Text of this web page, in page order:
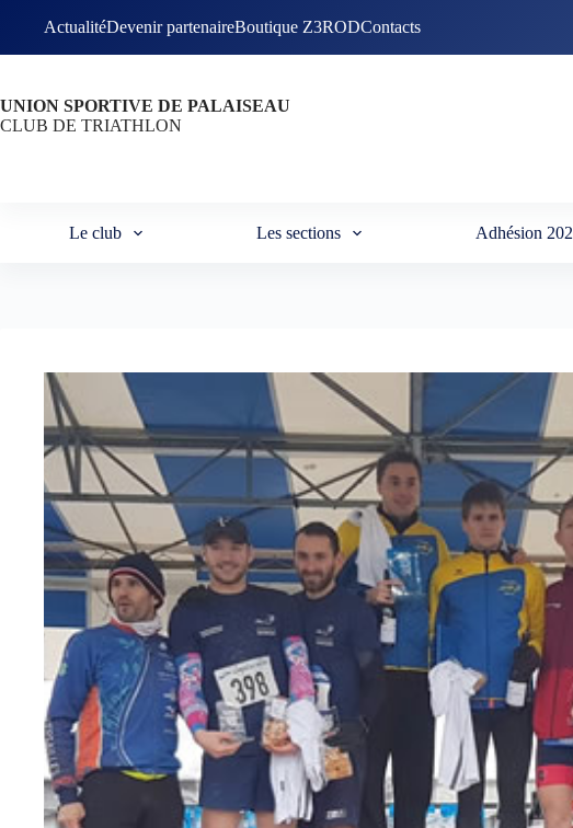
ActualitéDevenir partenaireBoutique Z3RODContacts
UNION SPORTIVE DE PALAISEAU
CLUB DE TRIATHLON
Le club Les sections Adhésion